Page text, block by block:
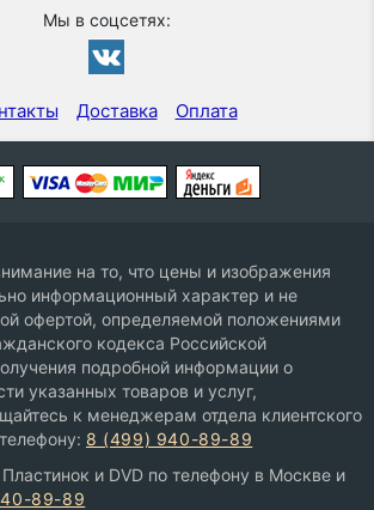
Мы в соцсетях:
Доставка Оплата
на то, что цены и изображения
информационный характер и не
офертой, определяемой положениями
кодекса Российской
подробной информации о
указанных товаров и услуг,
к менеджерам отдела клиентского
8 (499) 940-89-89
и DVD по телефону в Москве и
89-89